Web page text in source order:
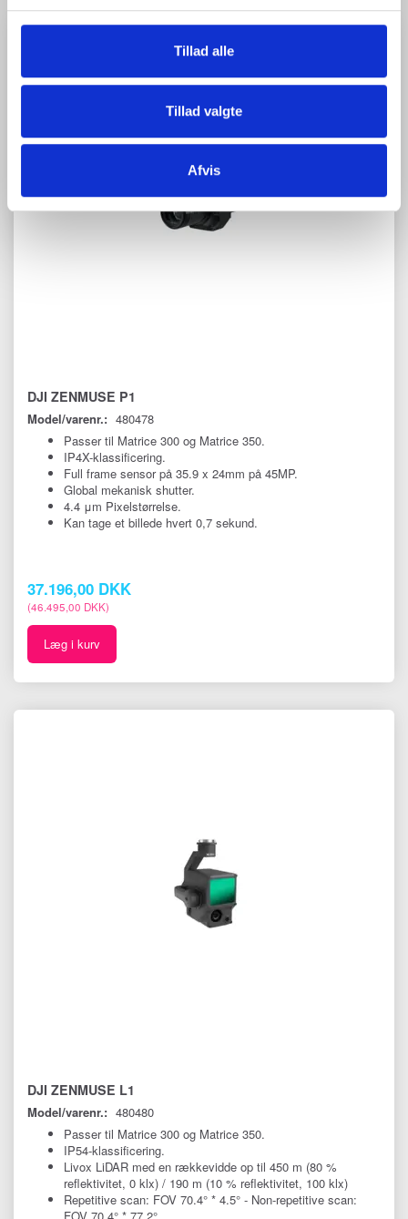
Tillad alle
Tillad valgte
Afvis
DJI ZENMUSE P1
Model/varenr.: 480478
Passer til Matrice 300 og Matrice 350.
IP4X-klassificering.
Full frame sensor på 35.9 x 24mm på 45MP.
Global mekanisk shutter.
4.4 μm Pixelstørrelse.
Kan tage et billede hvert 0,7 sekund.
37.196,00 DKK
(46.495,00 DKK)
Læg i kurv
DJI ZENMUSE L1
Model/varenr.: 480480
Passer til Matrice 300 og Matrice 350.
IP54-klassificering.
Livox LiDAR med en rækkevidde op til 450 m (80 %
reflektivitet, 0 klx) / 190 m (10 % reflektivitet, 100 klx)
Repetitive scan: FOV 70.4° * 4.5° - Non-repetitive scan: